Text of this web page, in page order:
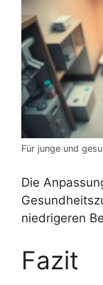
Für junge und
Die
niedrigeren
Fazit